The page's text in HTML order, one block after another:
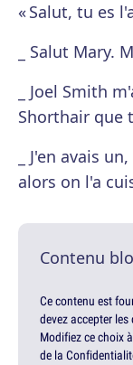
« Salut, tu es
_ Salut Mary.
_ Joel Smith
Shorthair que
_ J'en avais
alors on l'a
Contenu
Ce contenu est
devez accepter
Modifiez ce choix
de la